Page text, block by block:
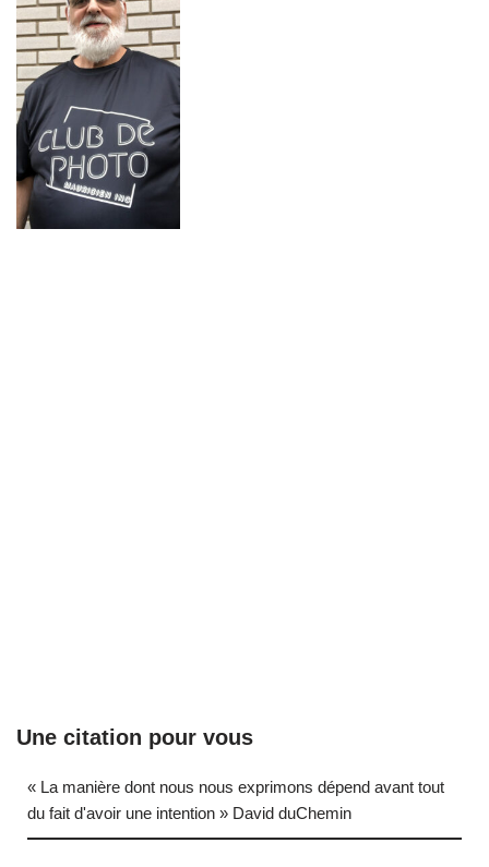
Une citation pour vous
« La manière dont nous nous exprimons dépend avant tout
du fait d'avoir une intention » David duChemin